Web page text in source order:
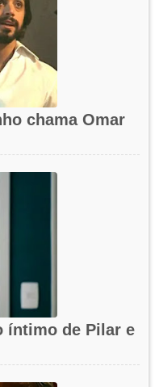
chama Omar
íntimo de Pilar e